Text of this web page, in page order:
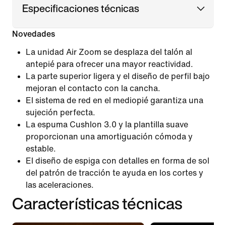
Especificaciones técnicas
Novedades
La unidad Air Zoom se desplaza del talón al
antepié para ofrecer una mayor reactividad.
La parte superior ligera y el diseño de perfil bajo
mejoran el contacto con la cancha.
El sistema de red en el mediopié garantiza una
sujeción perfecta.
La espuma Cushlon 3.0 y la plantilla suave
proporcionan una amortiguación cómoda y
estable.
El diseño de espiga con detalles en forma de sol
del patrón de tracción te ayuda en los cortes y
las aceleraciones.
Características técnicas